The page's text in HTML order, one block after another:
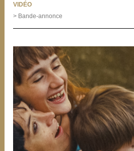
VIDÉO
> Bande-annonce